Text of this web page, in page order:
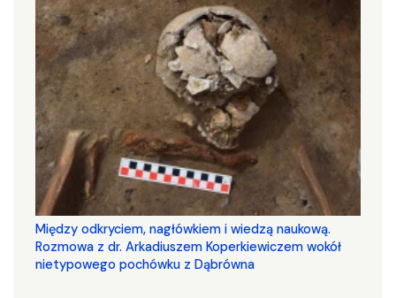
Między odkryciem, nagłówkiem i wiedzą naukową.
Rozmowa z dr. Arkadiuszem Koperkiewiczem wokół
nietypowego pochówku z Dąbrówna